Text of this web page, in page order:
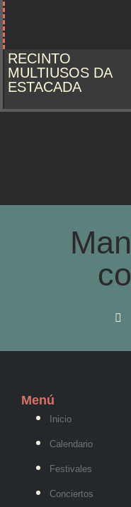
RECINTO
MULTIUSOS DA
ESTACADA
Menú
Inicio
Calendario
Festivales
Conciertos